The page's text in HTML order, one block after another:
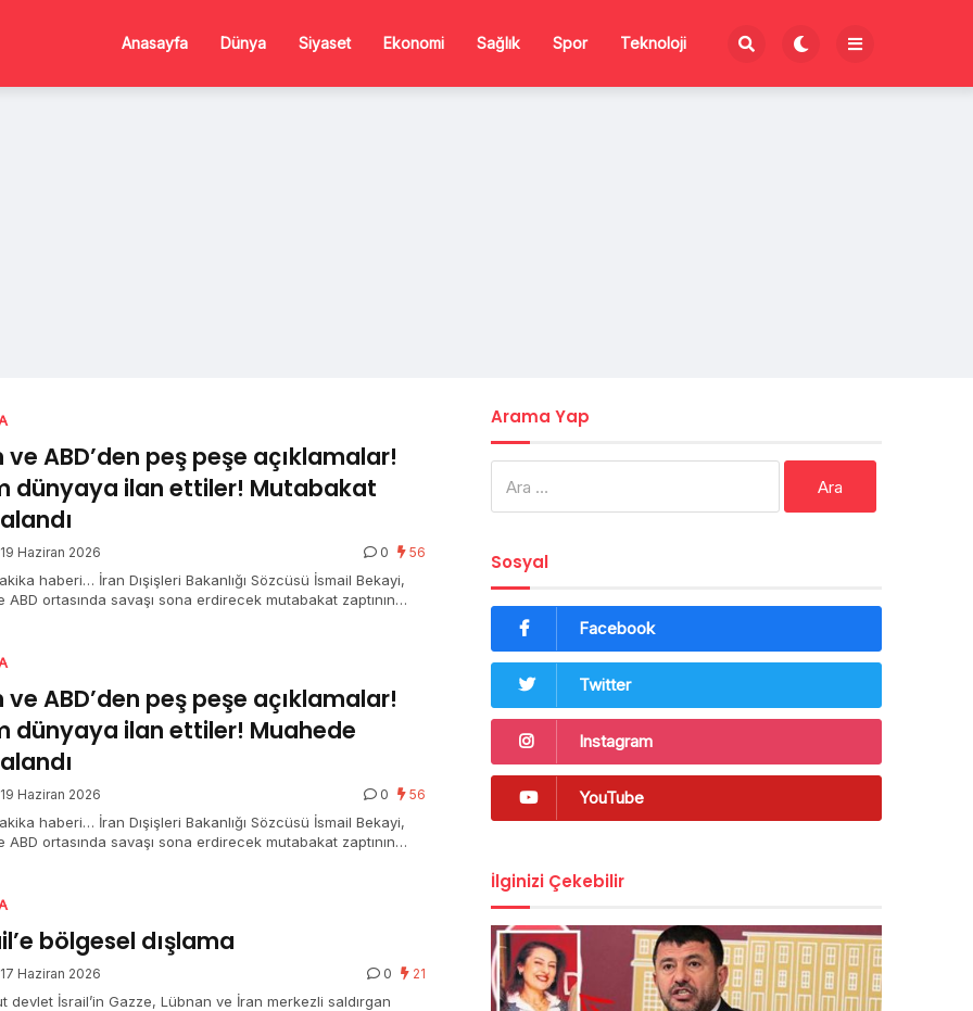
Anasayfa Dünya Siyaset Ekonomi Sağlık Spor Teknoloji
ve ABD’den peş peşe açıklamalar!
dünyaya ilan ettiler! Mutabakat
19 Haziran 2026 0 56
haberi… İran Dışişleri Bakanlığı Sözcüsü İsmail Bekayi,
ABD ortasında savaşı sona erdirecek mutabakat zaptının
ve ABD’den peş peşe açıklamalar!
dünyaya ilan ettiler! Muahede
19 Haziran 2026 0 56
haberi… İran Dışişleri Bakanlığı Sözcüsü İsmail Bekayi,
ABD ortasında savaşı sona erdirecek mutabakat zaptının
bölgesel dışlama
17 Haziran 2026 0 21
devlet İsrail’in Gazze, Lübnan ve İran merkezli saldırgan
Arama Yap
Sosyal
Facebook
Twitter
Instagram
YouTube
İlginizi Çekebilir